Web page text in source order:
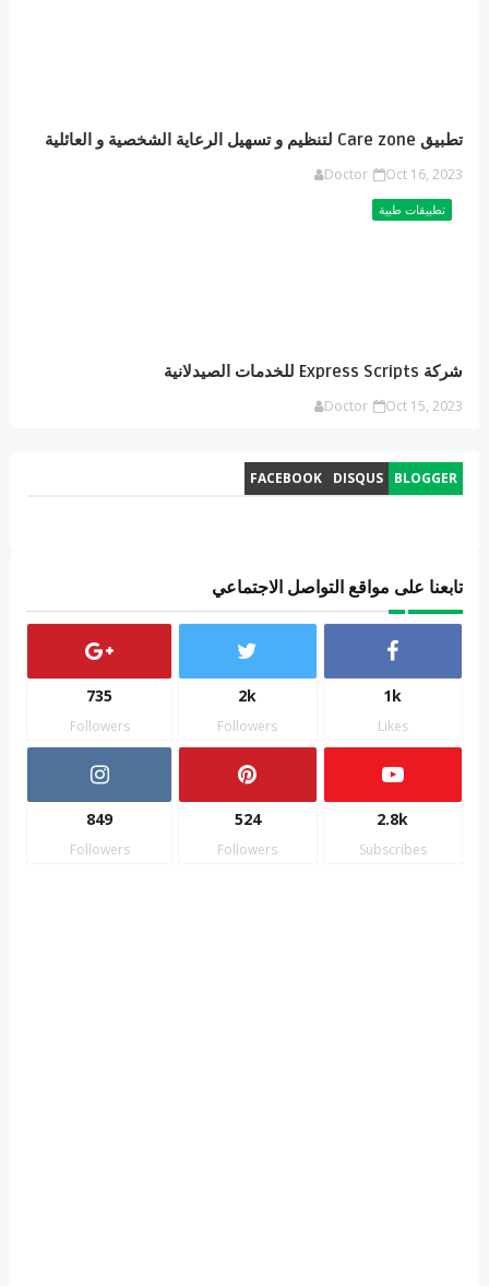
تطبيق Care zone لتنظيم و تسهيل الرعاية الشخصية و العائلية
Doctor Oct 16, 2023
تطبيقات طبية
شركة Express Scripts للخدمات الصيدلانية
Doctor Oct 15, 2023
BLOGGER
DISQUS
FACEBOOK
تابعنا على مواقع التواصل الاجتماعي
1k
Likes
2k
Followers
735
Followers
2.8k
Subscribes
524
Followers
849
Followers